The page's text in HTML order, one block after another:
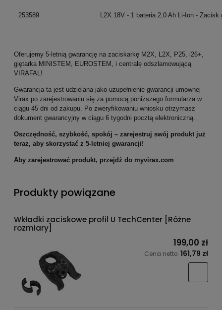
253589 L2X 18V - 1 bateria 2,0 Ah Li-Ion - Zacisk
Oferujemy 5-letnią gwarancję na zaciskarkę M2X, L2X, P25, i26+,
giętarka MINISTEM, EUROSTEM, i centralę odszlamowującą
VIRAFAL!
Gwarancja ta jest udzielana jako uzupełnienie gwarancji umownej
Virax po zarejestrowaniu się za pomocą poniższego formularza w
ciągu 45 dni od zakupu. Po zweryfikowaniu wniosku otrzymasz
dokument gwarancyjny w ciągu 6 tygodni pocztą elektroniczną.
Oszczędność, szybkość, spokój – zarejestruj swój produkt już
teraz, aby skorzystać z 5-letniej gwarancji!
Aby zarejestrować produkt, przejdź do myvirax.com
Produkty powiązane
Wkładki zaciskowe profil U TechCenter [Różne
rozmiary]
199,00 zł
Cena netto: 161,79 zł